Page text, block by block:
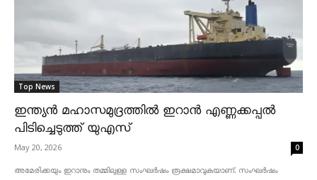
Top News
ഇന്ത്യൻ മഹാസമുദ്രത്തിൽ ഇറാൻ എണ്ണക്കപ്പൽ
പിടിച്ചെടുത്ത് യുഎസ്
May 20, 2026 0
അമേരിക്കയും ഇറാനും തമ്മിലുള്ള സംഘർഷം രൂക്ഷമാവുകയാണ്. സംഘർഷം